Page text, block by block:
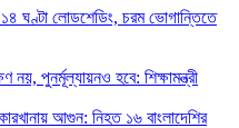
১৪ ঘণ্টা লোডশেডিং, চরম ভোগান্তিতে
নয়, পুনর্মূল্যায়নও হবে: শিক্ষামন্ত্রী
আগুন: নিহত ১৬ বাংলাদেশির